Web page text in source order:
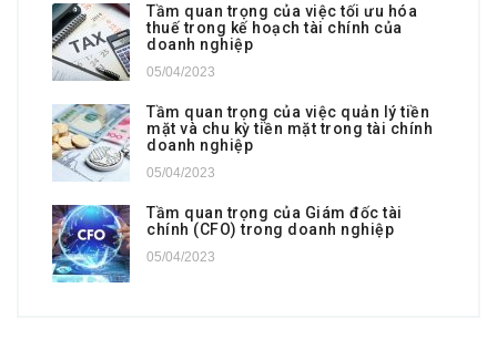
Tầm quan trọng của việc tối ưu hóa
thuế trong kế hoạch tài chính của
doanh nghiệp
05/04/2023
Tầm quan trọng của việc quản lý tiền
mặt và chu kỳ tiền mặt trong tài chính
doanh nghiệp
05/04/2023
Tầm quan trọng của Giám đốc tài
chính (CFO) trong doanh nghiệp
05/04/2023